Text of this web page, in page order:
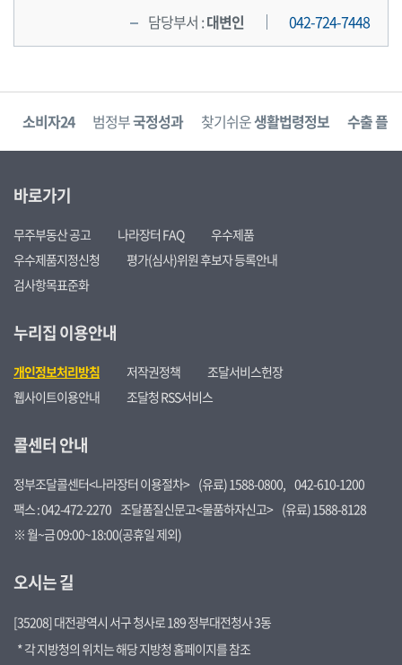
담당부서 :대변인 042-724-7448
소비자24 범정부국정성과 찾기쉬운생활법령정보 수출 플
바로가기
무주부동산 공고 나라장터 FAQ
우수제품
우수제품지정신청
평가(심사)위원 후보자 등록안내
검사항목표준화
누리집 이용안내
개인정보처리방침 저작권정책
조달서비스헌장
웹사이트이용안내
조달청 RSS서비스
콜센터 안내
정부조달콜센터<나라장터 이용절차> (유료) 1588-0800, 042-610-1200
팩스 : 042-472-2270 조달품질신문고<물품하자신고> (유료) 1588-8128
※ 월~금 09:00~18:00(공휴일 제외)
오시는 길
[35208] 대전광역시 서구 청사로 189 정부대전청사 3동
* 각 지방청의 위치는 해당 지방청 홈페이지를 참조